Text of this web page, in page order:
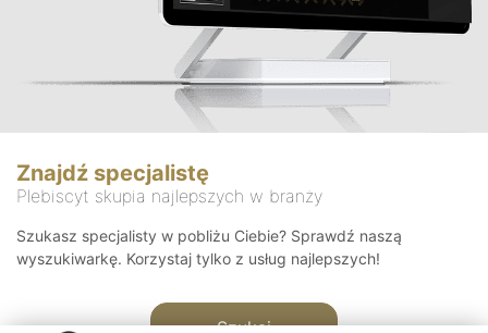
Znajdź specjalistę
Plebiscyt skupia najlepszych w branży
Szukasz specjalisty w pobliżu Ciebie? Sprawdź naszą
wyszukiwarkę. Korzystaj tylko z usług najlepszych!
Szukaj